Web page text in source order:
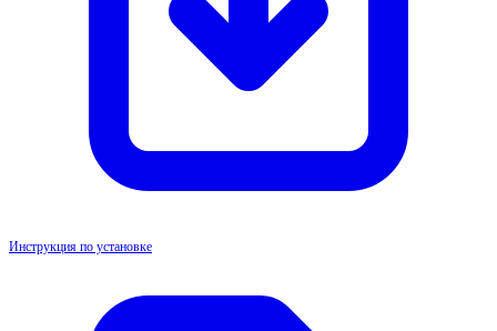
Инструкция по установке